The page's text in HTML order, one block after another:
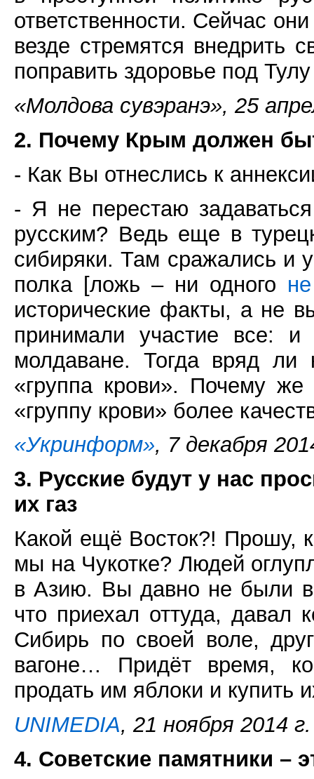
ответственности. Сейчас
везде стремятся внедрить
поправить здоровье под
«Молдова сувэранэ», 25
2. Почему Крым должен
- Как Вы отнеслись к
- Я не перестаю
русским? Ведь еще в
сибиряки. Там сражались и
полка [ложь – ни одного
исторические факты, а не
принимали участие все:
молдаване. Тогда вряд ли
«группа крови». Почему же
«группу крови» более
«Укринформ», 7 декабря
3. Русские будут у нас
их газ
Какой ещё Восток?! Прошу,
мы на Чукотке? Людей
в Азию. Вы давно не были
что приехал оттуда, давал
Сибирь по своей воле,
вагоне… Придёт время,
продать им яблоки и купить
UNIMEDIA, 21 ноября 2014 г.
4. Советские памятники –